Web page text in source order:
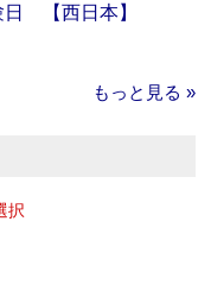
【西日本】
もっと見る »
択